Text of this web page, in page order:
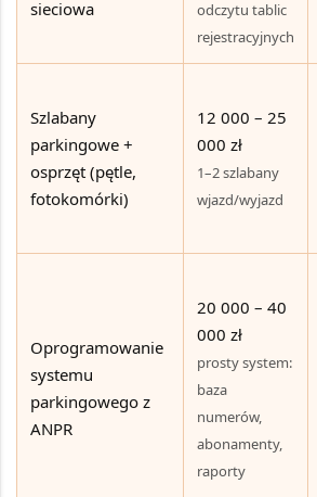
sieciowa
odczytu tablic
rejestracyjnych
Szlabany
parkingowe +
osprzęt (pętle,
fotokomórki)
12 000 – 25
000 zł
1–2 szlabany
wjazd/wyjazd
Oprogramowanie
systemu
parkingowego z
ANPR
20 000 – 40
000 zł
prosty system:
baza
numerów,
abonamenty,
raporty